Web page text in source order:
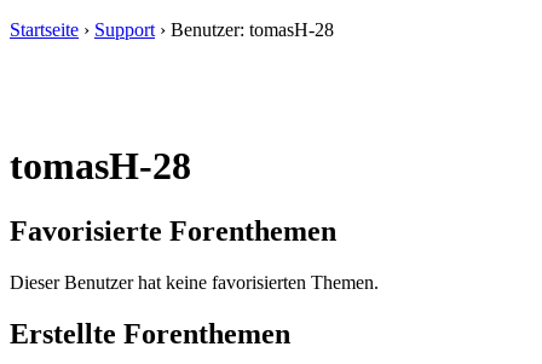
Startseite › Support › Benutzer: tomasH-28
tomasH-28
Favorisierte Forenthemen
Dieser Benutzer hat keine favorisierten Themen.
Erstellte Forenthemen